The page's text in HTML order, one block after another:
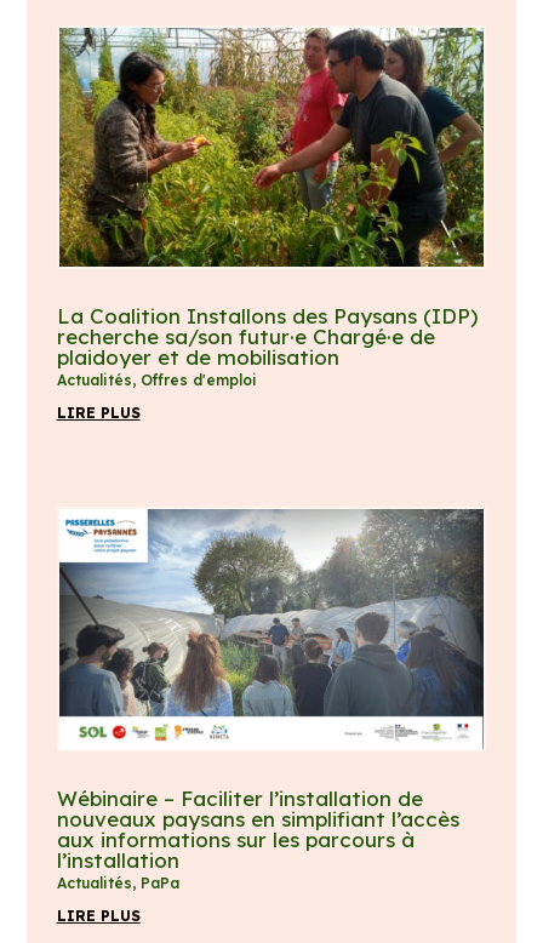
La Coalition Installons des Paysans (IDP)
recherche sa/son futur·e Chargé·e de
plaidoyer et de mobilisation
Actualités, Offres d'emploi
LIRE PLUS
Wébinaire – Faciliter l’installation de
nouveaux paysans en simplifiant l’accès
aux informations sur les parcours à
l’installation
Actualités, PaPa
LIRE PLUS